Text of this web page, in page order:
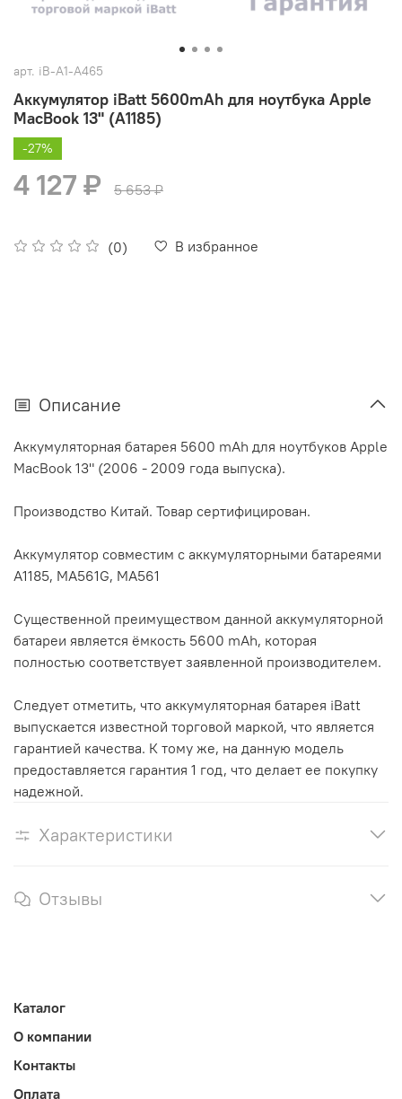
арт. iB-A1-A465
Аккумулятор iBatt 5600mAh для ноутбука Apple
MacBook 13" (A1185)
(0) В избранное
-27%
4 127 ₽ 5 653 ₽
Описание
Аккумуляторная батарея 5600 mAh для ноутбуков Apple
MacBook 13" (2006 - 2009 года выпуска).
Производство Китай. Товар сертифицирован.
Аккумулятор cовместим с аккумуляторными батареями
A1185, MA561G, MA561
Существенной преимуществом данной аккумуляторной
батареи является ёмкость 5600 mAh, которая
полностью соответствует заявленной производителем.
Следует отметить, что аккумуляторная батарея iBatt
выпускается известной торговой маркой, что является
гарантией качества. К тому же, на данную модель
предоставляется гарантия 1 год, что делает ее покупку
надежной.
Характеристики
Отзывы
Каталог
О компании
Контакты
Оплата